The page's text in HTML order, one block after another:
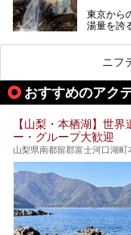
します。
東京から
湯量を誇
も、これ
る“ぬる
までリ
した感想
※ぬる湯
ニフ
おすすめのアク
【山梨・本栖湖】世
ー・グループ大歓迎
山梨県南都留郡富士河口湖町